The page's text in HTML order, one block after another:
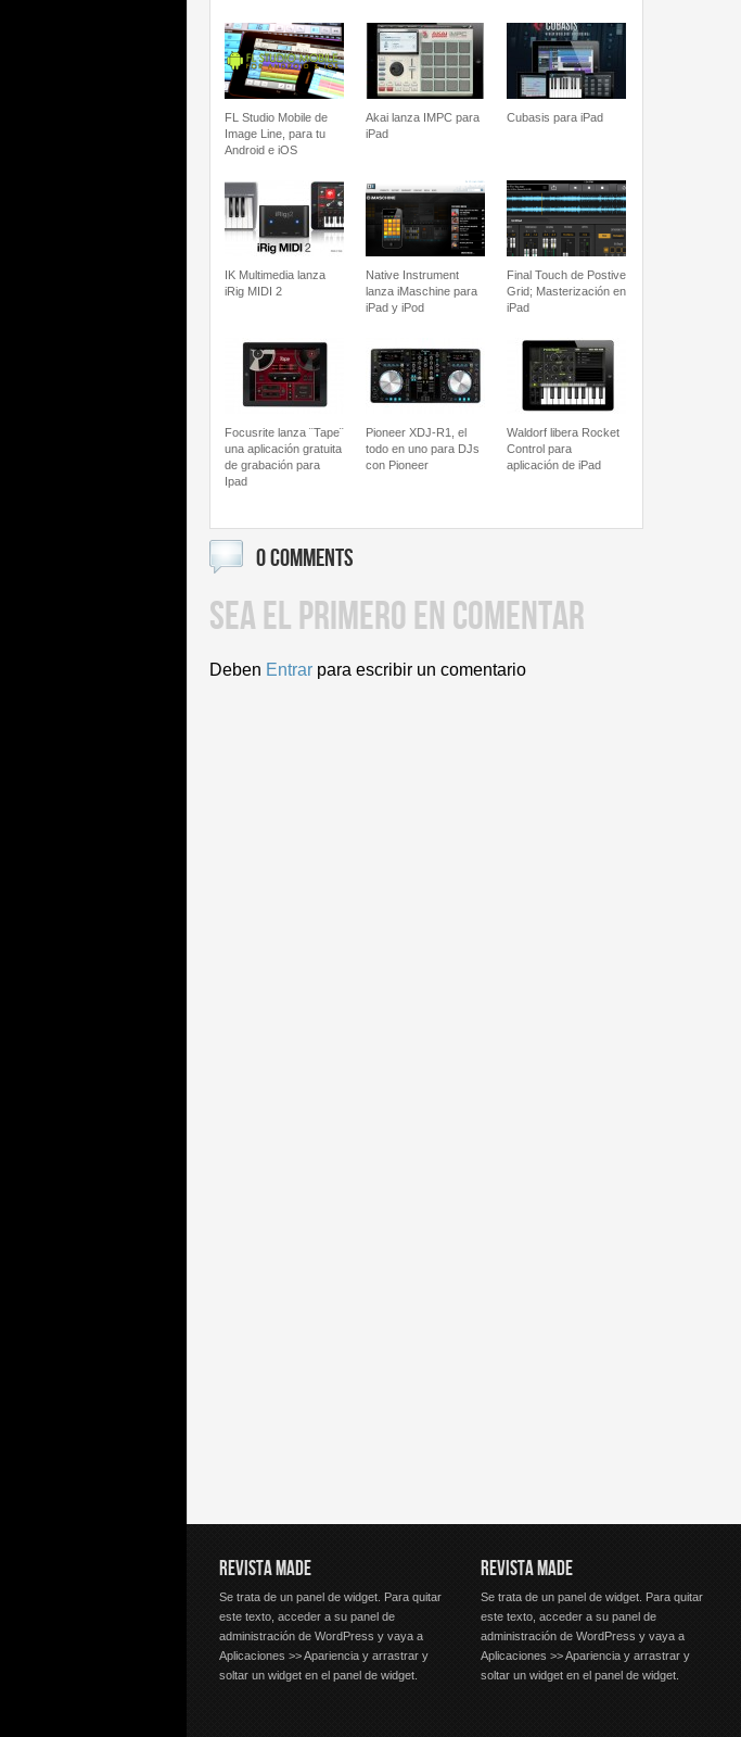
FL Studio Mobile de
Image Line, para tu
Android e iOS
Akai lanza IMPC para
iPad
Cubasis para iPad
IK Multimedia lanza
iRig MIDI 2
Native Instrument
lanza iMaschine para
iPad y iPod
Final Touch de Postive
Grid; Masterización en
iPad
Focusrite lanza ¨Tape¨
una aplicación gratuita
de grabación para
Ipad
Pioneer XDJ-R1, el
todo en uno para DJs
con Pioneer
Waldorf libera Rocket
Control para
aplicación de iPad
0 COMMENTS
SEA EL PRIMERO EN COMENTAR
Deben Entrar para escribir un comentario
REVISTA MADE
Se trata de un panel de widget. Para quitar
este texto, acceder a su panel de
administración de WordPress y vaya a
Aplicaciones >> Apariencia y arrastrar y
soltar un widget en el panel de widget.
REVISTA MADE
Se trata de un panel de widget. Para quitar
este texto, acceder a su panel de
administración de WordPress y vaya a
Aplicaciones >> Apariencia y arrastrar y
soltar un widget en el panel de widget.